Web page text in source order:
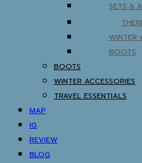
SETS &
WINTER
BOOTS
BOOTS
WINTER ACCESSORIES
TRAVEL ESSENTIALS
MAP
IG
REVIEW
BLOG